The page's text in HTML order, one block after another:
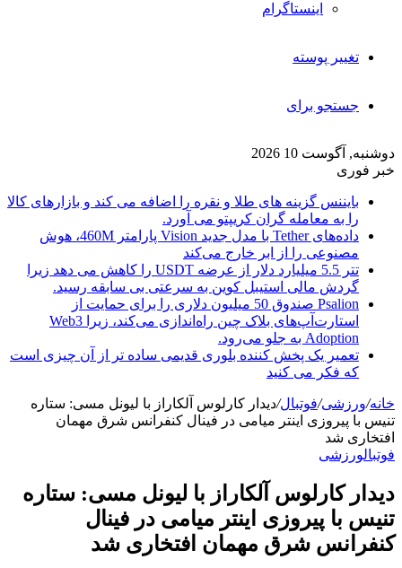
اینستاگرام
تغییر پوسته
جستجو برای
دوشنبه, آگوست 10 2026
خبر فوری
بایننس گزینه های طلا و نقره را اضافه می کند و بازارهای کالا
را به معامله گران کریپتو می آورد.
داده‌های Tether با مدل جدید Vision پارامتر 460M، هوش
مصنوعی را از ابر خارج می‌کند
تتر 5.5 میلیارد دلار از عرضه USDT را کاهش می دهد زیرا
گردش مالی استیبل کوین به سرعتی بی سابقه رسید.
Psalion صندوق 50 میلیون دلاری را برای حمایت از
استارت‌آپ‌های بلاک چین راه‌اندازی می‌کند، زیرا Web3
Adoption به جلو می‌رود.
تعمیر یک پخش کننده بلوری قدیمی ساده تر از آن چیزی است
که فکر می کنید
خانه/ورزشی/فوتبال/دیدار کارلوس آلکاراز با لیونل مسی: ستاره
تنیس با پیروزی اینتر میامی در فینال کنفرانس شرق مهمان
افتخاری شد
فوتبالورزشی
دیدار کارلوس آلکاراز با لیونل مسی: ستاره
تنیس با پیروزی اینتر میامی در فینال
کنفرانس شرق مهمان افتخاری شد